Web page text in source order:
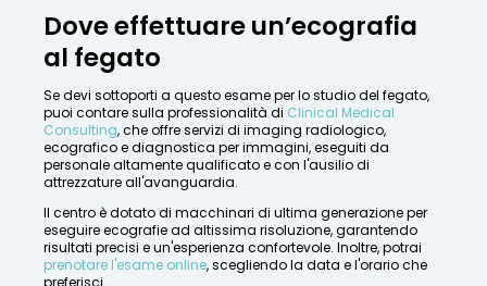
Dove effettuare un’ecografia
al fegato
Se devi sottoporti a questo esame per lo studio del fegato,
puoi contare sulla professionalità di Clinical Medical
Consulting, che offre servizi di imaging radiologico,
ecografico e diagnostica per immagini, eseguiti da
personale altamente qualificato e con l'ausilio di
attrezzature all'avanguardia.
Il centro è dotato di macchinari di ultima generazione per
eseguire ecografie ad altissima risoluzione, garantendo
risultati precisi e un'esperienza confortevole. Inoltre, potrai
prenotare l'esame online, scegliendo la data e l'orario che